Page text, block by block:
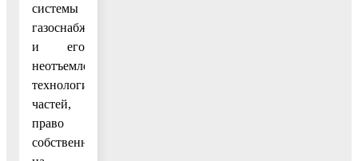
системы
газоснабжения
и его
неотъемлемых
технологических
частей,
право
собственности